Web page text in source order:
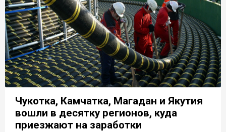
Чукотка, Камчатка, Магадан и Якутия
вошли в десятку регионов, куда
приезжают на заработки